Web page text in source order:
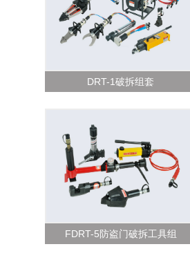
DRT-1破拆组套
FDRT-5防盗门破拆工具组